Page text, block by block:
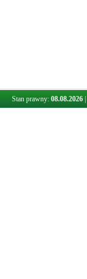
Stan prawny: 08.08.2026